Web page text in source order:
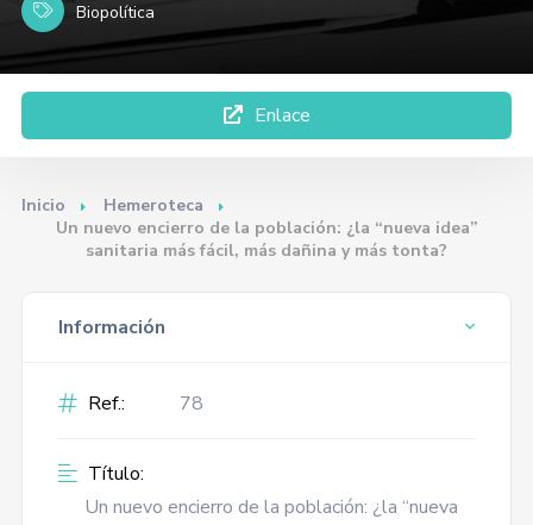
Biopolítica
Enlace
Inicio
Hemeroteca
Un nuevo encierro de la población: ¿la “nueva idea”
sanitaria más fácil, más dañina y más tonta?
Información
Ref.: 78
Título:
Un nuevo encierro de la población: ¿la “nueva